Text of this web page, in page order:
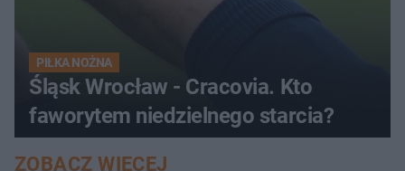
PIŁKA NOŻNA
Śląsk Wrocław - Cracovia. Kto
faworytem niedzielnego starcia?
ZOBACZ WIĘCEJ